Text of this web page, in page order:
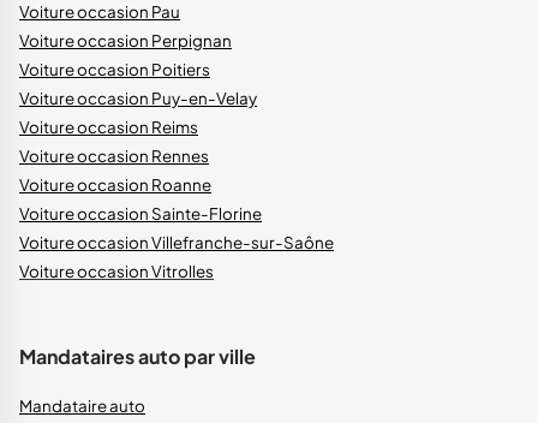
Voiture occasion Pau
Voiture occasion Perpignan
Voiture occasion Poitiers
Voiture occasion Puy-en-Velay
Voiture occasion Reims
Voiture occasion Rennes
Voiture occasion Roanne
Voiture occasion Sainte-Florine
Voiture occasion Villefranche-sur-Saône
Voiture occasion Vitrolles
Mandataires auto par ville
Mandataire auto